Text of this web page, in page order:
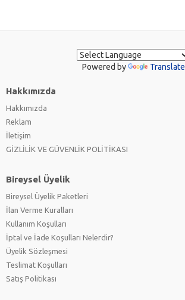
Powered by Translate
Hakkımızda
Hakkımızda
Reklam
İletişim
GİZLİLİK VE GÜVENLİK POLİTİKASI
Bireysel Üyelik
Bireysel Üyelik Paketleri
İlan Verme Kuralları
Kullanım Koşulları
İptal ve İade Koşulları Nelerdir?
Üyelik Sözleşmesi
Teslimat Koşulları
Satış Politikası